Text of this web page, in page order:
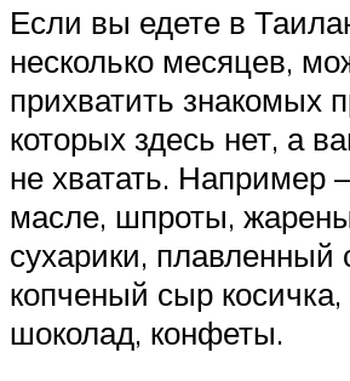
Если вы едете в
несколько месяцев,
прихватить знакомых
которых здесь нет, а
не хватать. Например
масле, шпроты,
сухарики, плавленный
копченый сыр косичка,
шоколад, конфеты.